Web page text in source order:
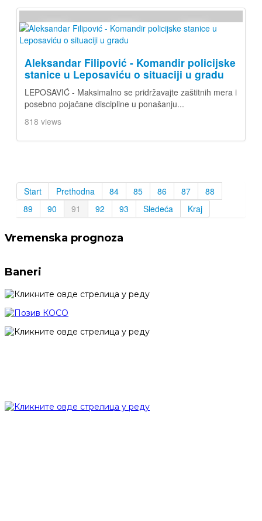
Aleksandar Filipović - Komandir policijske
stanice u Leposaviću o situaciji u gradu
LEPOSAVIĆ - Maksimalno se pridržavajte zaštitnih mera i
posebno pojačane discipline u ponašanju...
818 views
Start Prethodna 84 85 86 87
88
89
90 91 92 93 Sledeća Kraj
Vremenska prognoza
Baneri